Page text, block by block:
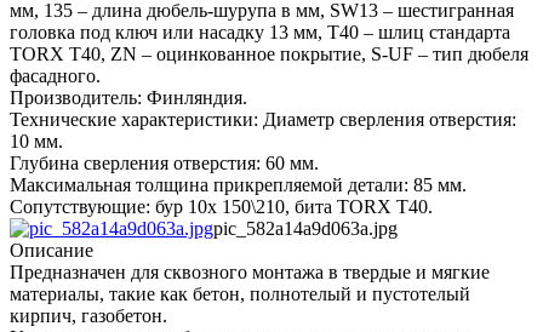
мм, 135 – длина дюбель-шурупа в мм, SW13 – шестигранная
головка под ключ или насадку 13 мм, T40 – шлиц стандарта
TORX T40, ZN – оцинкованное покрытие, S-UF – тип дюбеля
фасадного.
Производитель: Финляндия.
Технические характеристики: Диаметр сверления отверстия:
10 мм.
Глубина сверления отверстия: 60 мм.
Максимальная толщина прикрепляемой детали: 85 мм.
Сопутствующие: бур 10х 150\210, бита TORX T40.
pic_582a14a9d063a.jpg
Описание
Предназначен для сквозного монтажа в твердые и мягкие
материалы, такие как бетон, полнотелый и пустотелый
кирпич, газобетон.